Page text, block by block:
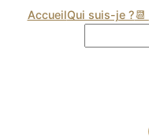
AccueilQui suis-je ?📆